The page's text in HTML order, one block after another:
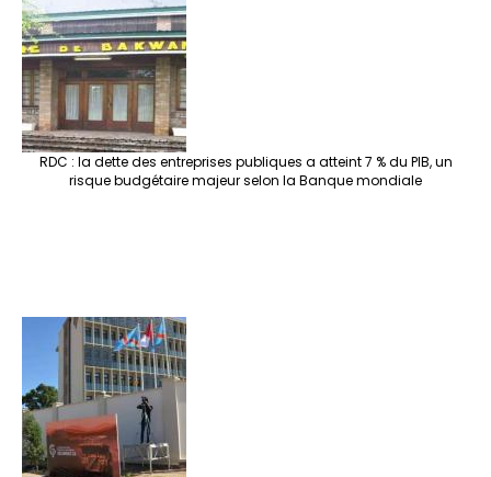
RDC : la dette des entreprises publiques a atteint 7 % du PIB, un
risque budgétaire majeur selon la Banque mondiale